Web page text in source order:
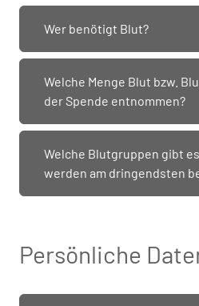
Wer benötigt Blut?
Welche Menge Blut bzw.
der Spende entnommen?
Welche Blutgruppen gibt
werden am dringendsten
Persönliche